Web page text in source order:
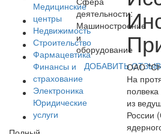
Медицинские
центры
Недвижимость
Строительство
Фармацевтика
Финансы и
страхование
Электроника
Юридические
услуги
деятельности:
Машиностроение
и
оборудование
ДОБАВИТЬ ОТЗЫВ
ОАО
На
из
России